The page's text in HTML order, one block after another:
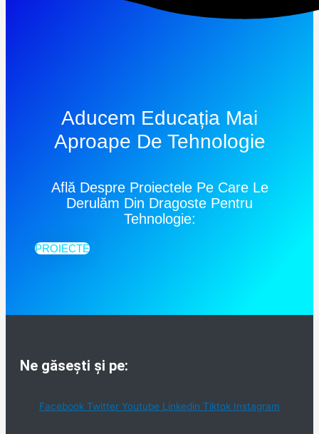
Aducem Educația Mai
Aproape De Tehnologie
Află Despre Proiectele Pe Care Le
Derulăm Din Dragoste Pentru
Tehnologie:
PROIECTE
Ne găsești și pe:
Facebook Twitter Youtube Linkedin Tiktok Instagram